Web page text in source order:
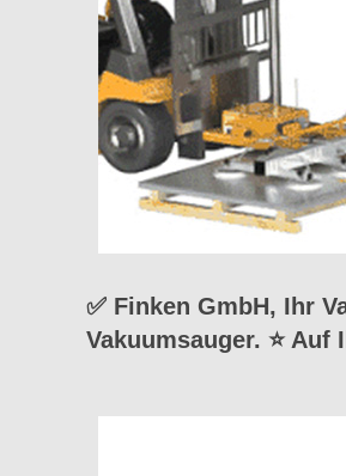
✅ Finken GmbH, Ihr
Vakuumsauger. ⭐